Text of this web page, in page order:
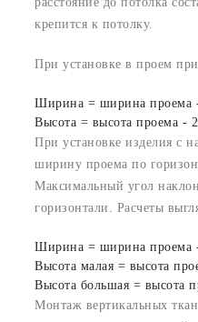
крепится к потолку.
При установке в проем
Ширина = ширина проема
Высота = высота проема - 2
При установке изделия с
ширину проема по
Максимальный угол
горизонтали. Расчеты
Ширина = ширина проема
Высота малая = высота
Высота большая = высота
Монтаж вертикальных